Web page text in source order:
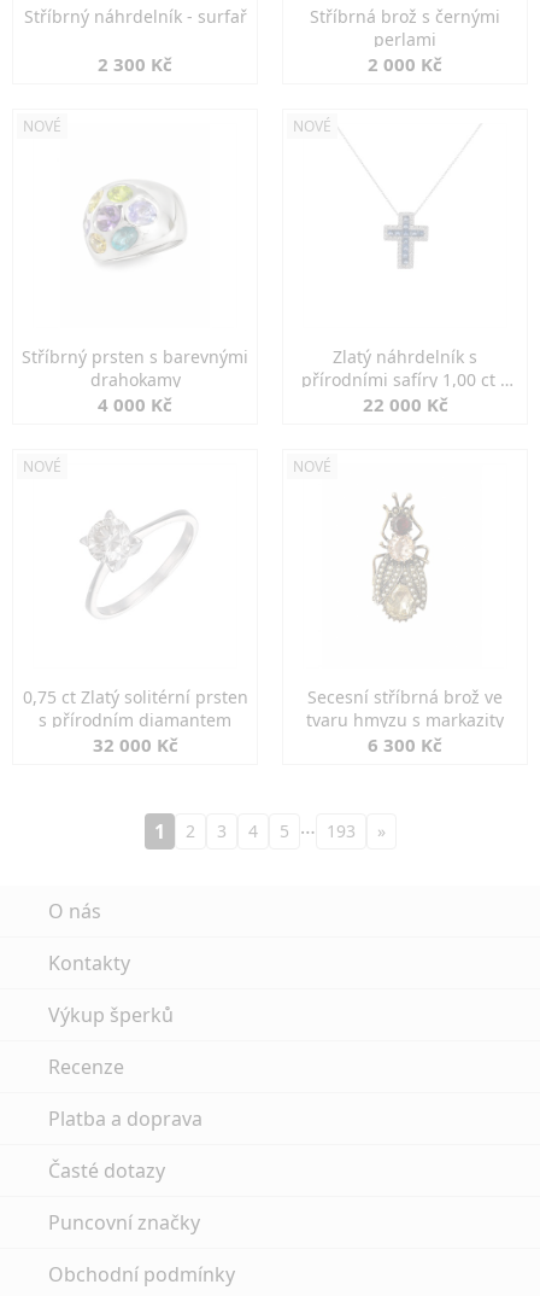
Stříbrný náhrdelník - surfař
2 300 Kč
Stříbrná brož s černými
perlami
2 000 Kč
NOVÉ
Stříbrný prsten s barevnými
drahokamy
4 000 Kč
NOVÉ
Zlatý náhrdelník s
přírodními safíry 1,00 ct a
diamanty
22 000 Kč
NOVÉ
0,75 ct Zlatý solitérní prsten
s přírodním diamantem
32 000 Kč
NOVÉ
Secesní stříbrná brož ve
tvaru hmyzu s markazity
6 300 Kč
1 2 3 4 5 … 193 »
O nás
Kontakty
Výkup šperků
Recenze
Platba a doprava
Časté dotazy
Puncovní značky
Obchodní podmínky